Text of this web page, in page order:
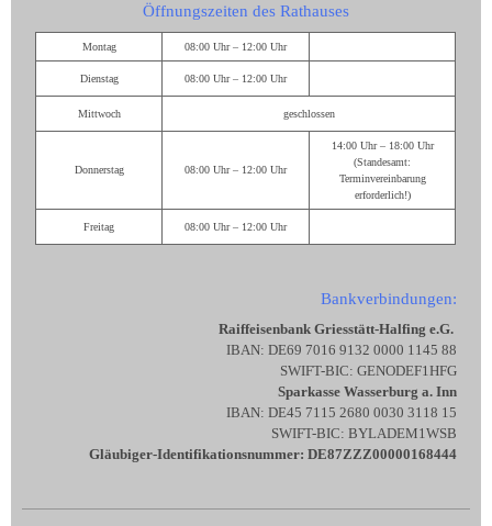
Öffnungszeiten des Rathauses
Montag 08:00 Uhr – 12:00 Uhr
Dienstag 08:00 Uhr – 12:00 Uhr
Mittwoch geschlossen
Donnerstag 08:00 Uhr – 12:00 Uhr
14:00 Uhr – 18:00 Uhr
(Standesamt:
Terminvereinbarung
erforderlich!)
Freitag 08:00 Uhr – 12:00 Uhr
Bankverbindungen:
Raiffeisenbank Griesstätt-Halfing e.G.
IBAN: DE69 7016 9132 0000 1145 88
SWIFT-BIC: GENODEF1HFG
Sparkasse Wasserburg a. Inn
IBAN: DE45 7115 2680 0030 3118 15
SWIFT-BIC: BYLADEM1WSB
Gläubiger-Identifikationsnummer: DE87ZZZ00000168444